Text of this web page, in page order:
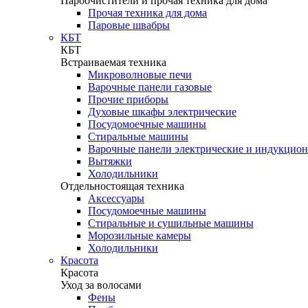
Прочая техника для дома
Паровые швабры
КБТ
КБТ
Встраиваемая техника
Микроволновые печи
Варочные панели газовые
Прочие приборы
Духовые шкафы электрические
Посудомоечные машины
Стиральные машины
Варочные панели электрические и
Вытяжки
Холодильники
Отдельностоящая техника
Аксессуары
Посудомоечные машины
Стиральные и сушильные машины
Морозильные камеры
Холодильники
Красота
Красота
Уход за волосами
Фены